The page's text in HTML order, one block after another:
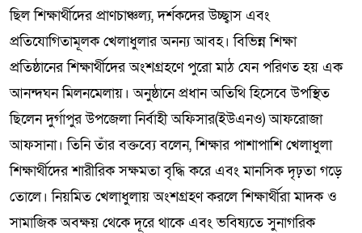
ছিল শিক্ষার্থীদের প্রাণচাঞ্চল্য, দর্শকদের উচ্ছ্বাস এবং
প্রতিযোগিতামূলক খেলাধুলার অনন্য আবহ। বিভিন্ন শিক্ষা
প্রতিষ্ঠানের শিক্ষার্থীদের অংশগ্রহণে পুরো মাঠ যেন পরিণত হয় এক
আনন্দঘন মিলনমেলায়। অনুষ্ঠানে প্রধান অতিথি হিসেবে উপস্থিত
ছিলেন দুর্গাপুর উপজেলা নির্বাহী অফিসার(ইউএনও) আফরোজা
আফসানা। তিনি তাঁর বক্তব্যে বলেন, শিক্ষার পাশাপাশি খেলাধুলা
শিক্ষার্থীদের শারীরিক সক্ষমতা বৃদ্ধি করে এবং মানসিক দৃঢ়তা গড়ে
তোলে। নিয়মিত খেলাধুলায় অংশগ্রহণ করলে শিক্ষার্থীরা মাদক ও
সামাজিক অবক্ষয় থেকে দূরে থাকে এবং ভবিষ্যতে সুনাগরিক